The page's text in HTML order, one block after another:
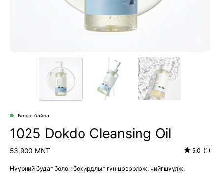
Бэлэн байна
1025 Dokdo Cleansing Oil
53,900 MNT 5.0 (1)
Нүүрний будаг болон бохирдлыг гүн цэвэрлэж, чийгшүүлж,